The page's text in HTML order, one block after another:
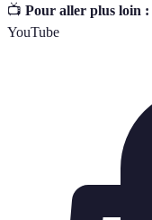
📺 Pour aller plus loin :
YouTube